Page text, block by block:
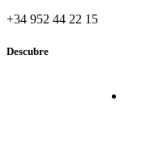
+34 952 44 22 15
Descubre